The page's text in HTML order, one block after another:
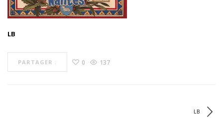
LB
PARTAGER : 0 137
LB